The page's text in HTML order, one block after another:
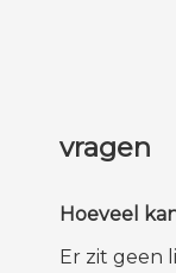
vragen
Hoeveel
Er zit geen